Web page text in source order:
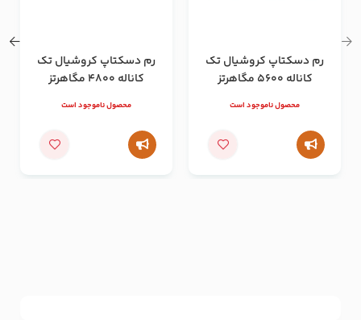
رم دسکتاپ کروشیال تک
کاناله 5600 مگاهرتز
محصول ناموجود است
رم دسکتاپ کروشیال تک
کاناله 4800 مگاهرتز
محصول ناموجود است